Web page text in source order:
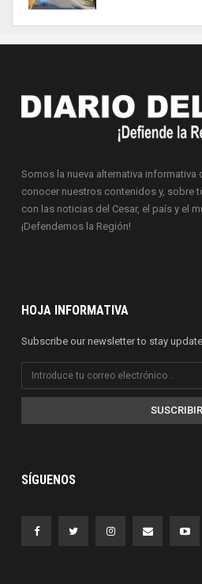
Somos la nueva alternativa informativa
conocer nuestros contenidos y, sobre
con las noticias del Cesar, el país y el
¡Defendemos la Región!
HOJA INFORMATIVA
Subscribe our newsletter to stay
SUSCRIBIR
SÍGUENOS